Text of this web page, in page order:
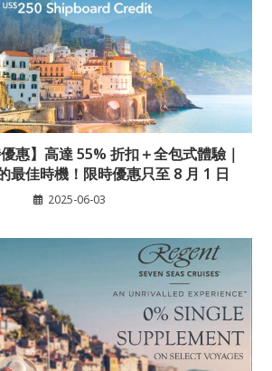
優惠】高達 55% 折扣＋全包式體驗｜
最佳時機！限時優惠只至 8 月 1 日
2025-06-03